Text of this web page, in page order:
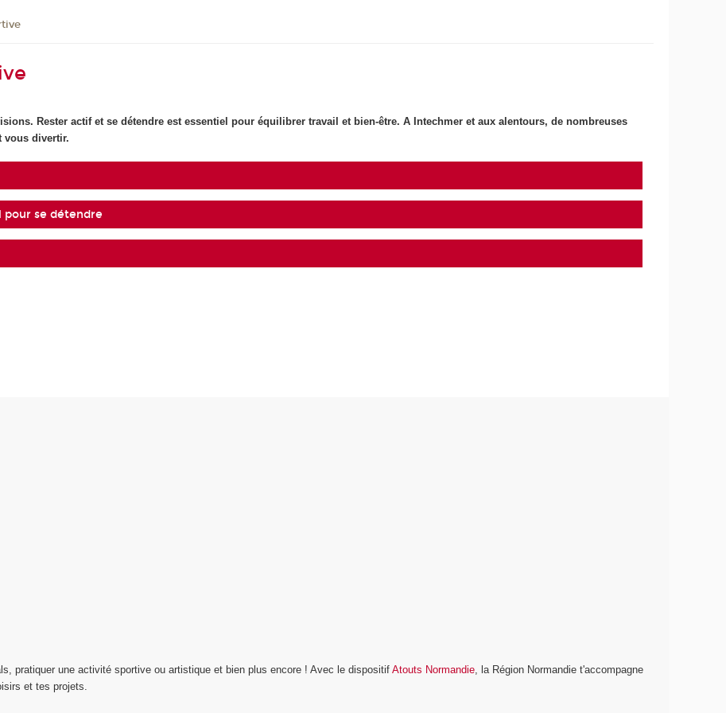
Rester actif et se détendre est essentiel pour équilibrer travail et bien-être. A Intechmer et aux alentours, de nombreuses
vous divertir.
pour se détendre
pratiquer une activité sportive ou artistique et bien plus encore ! Avec le dispositifAtouts Normandie , la Région Normandie t'accompagne
et tes projets.